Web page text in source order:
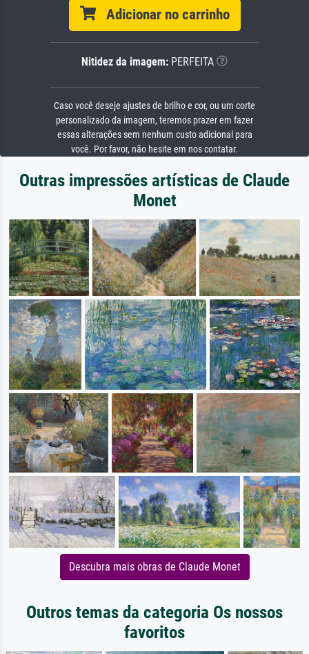
Adicionar no carrinho
Nitidez da imagem: PERFEITA
Caso você deseje ajustes de brilho e cor, ou um corte
personalizado da imagem, teremos prazer em fazer
essas alterações sem nenhum custo adicional para
você. Por favor, não hesite em nos contatar.
Outras impressões artísticas de Claude
Monet
Descubra mais obras de Claude Monet
Outros temas da categoria Os nossos
favoritos